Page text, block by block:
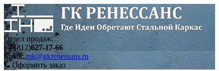
Отдел продаж:
+7 (812)627-17-66
Email:mk@gkrenessans.ru
Оформить заказ